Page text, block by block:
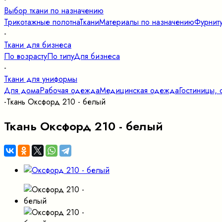
Выбор ткани по назначению
Трикотажные полотнаТканиМатериалы по назначению
-
Ткани для бизнеса
По возрастуПо типуДля бизнеса
-
Ткани для униформы
Для домаРабочая одеждаМедицинская одеждаГостиницы,
-Ткань Оксфорд 210 - белый
Ткань Оксфорд 210 - белый